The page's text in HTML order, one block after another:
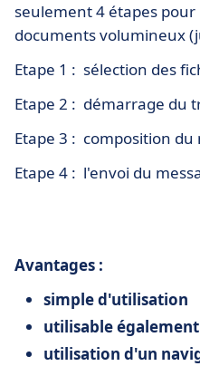
seulement 4 étapes
documents volumineux
Etape 1 : sélection des
Etape 2 : démarrage du
Etape 3 : composition du
Etape 4 : l'envoi du
Avantages :
simple d'utilisation
utilisable
utilisation d'un